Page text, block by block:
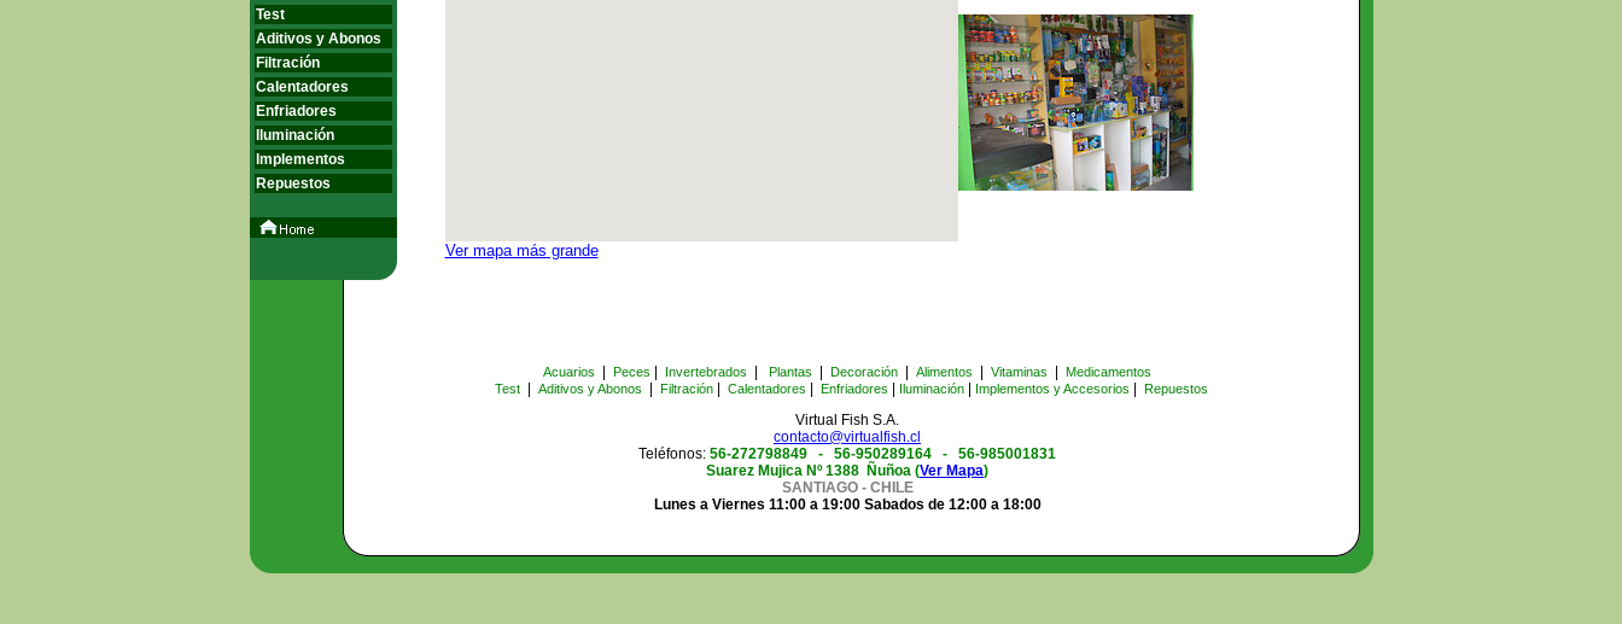
Test
Aditivos y Abonos
Filtración
Calentadores
Enfriadores
Iluminación
Implementos
Repuestos
Ver mapa más grande
Acuarios Peces Invertebrados Plantas Decoración Alimentos Vitaminas
Medicamentos
Test| Aditivos y Abonos Filtración| Calentadores Enfriadores Iluminación| Implementos y Accesorios Repuestos
Virtual Fish S.A.
contacto@virtualfish.cl
Teléfonos: 56-272798849 - 56-950289164 - 56-985001831
Suarez Mujica Nº 1388 Ñuñoa (Ver Mapa)
SANTIAGO - CHILE
Lunes a Viernes 11:00 a 19:00 Sabados de 12:00 a 18:00